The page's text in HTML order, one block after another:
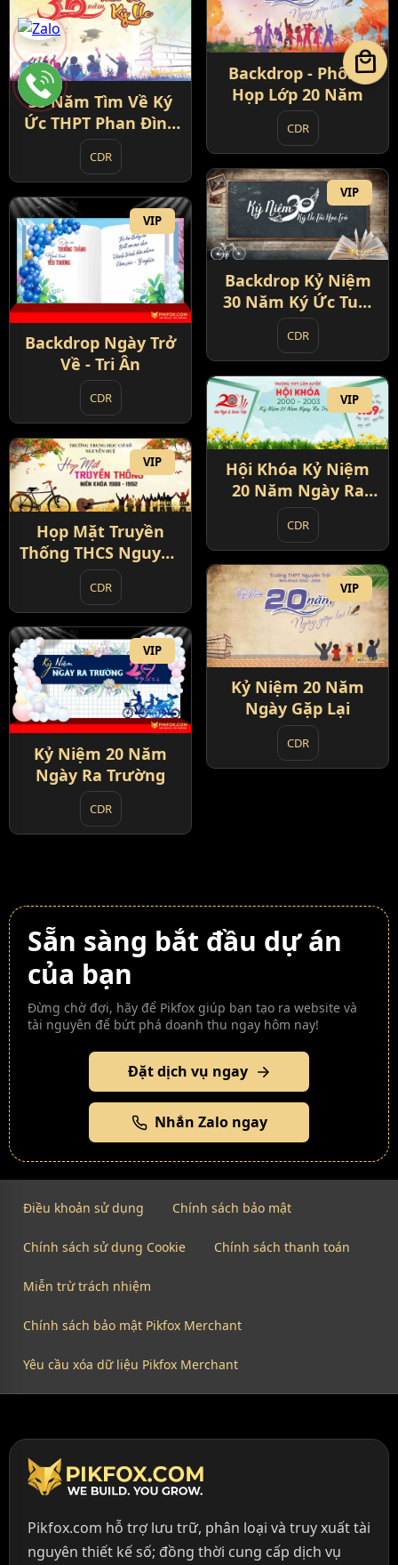
35 Năm Tìm Về Ký
Ức THPT Phan Đình
Phùng
CDR
Backdrop - Phông
Họp Lớp 20 Năm
CDR
VIP
Backdrop Kỷ Niệm
30 Năm Ký Ức Tuổi
Học Trò
CDR
VIP
Backdrop Ngày Trở
Về - Tri Ân
CDR VIP
Hội Khóa Kỷ Niệm
20 Năm Ngày Ra
Trường
CDR
VIP
Họp Mặt Truyền
Thống THCS Nguyễn
Huệ
CDR VIP
Kỷ Niệm 20 Năm
Ngày Gặp Lại
CDR
VIP
Kỷ Niệm 20 Năm
Ngày Ra Trường
CDR
Sẵn sàng bắt đầu dự án
của bạn
Đừng chờ đợi, hãy để Pikfox giúp bạn tạo ra website và
tài nguyên để bứt phá doanh thu ngay hôm nay!
Đặt dịch vụ ngay
Nhắn Zalo ngay
Điều khoản sử dụng Chính sách bảo mật
Chính sách sử dụng Cookie Chính sách thanh toán
Miễn trừ trách nhiệm
Chính sách bảo mật Pikfox Merchant
Yêu cầu xóa dữ liệu Pikfox Merchant
Pikfox.com hỗ trợ lưu trữ, phân loại và truy xuất tài
nguyên thiết kế số; đồng thời cung cấp dịch vụ
local_mall